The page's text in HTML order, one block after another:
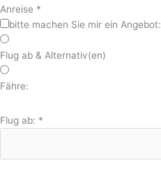
Anreise *
bitte machen Sie mir ein Angebot:
Flug ab & Alternativ(en)
Fähre:
Flug ab: *